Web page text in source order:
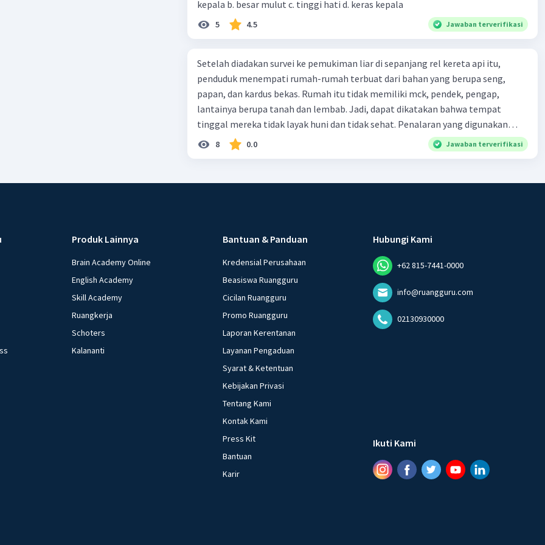
kepala b. besar mulut c. tinggi hati d. keras kepala
5 4.5 Jawaban terverifikasi
Setelah diadakan survei ke pemukiman liar di sepanjang rel kereta api itu,
penduduk menempati rumah-rumah terbuat dari bahan yang berupa seng,
papan, dan kardus bekas. Rumah itu tidak memiliki mck, pendek, pengap,
lantainya berupa tanah dan lembab. Jadi, dapat dikatakan bahwa tempat
tinggal mereka tidak layak huni dan tidak sehat. Penalaran yang digunakan
dalam paragraf tersebut adalah . . . .
8 0.0 Jawaban terverifikasi
Produk Lainnya
Brain Academy Online
English Academy
Skill Academy
Ruangkerja
Schoters
Kalananti
Bantuan & Panduan
Kredensial Perusahaan
Beasiswa Ruangguru
Cicilan Ruangguru
Promo Ruangguru
Laporan Kerentanan
Layanan Pengaduan
Syarat & Ketentuan
Kebijakan Privasi
Tentang Kami
Kontak Kami
Press Kit
Bantuan
Karir
Hubungi Kami
+62 815-7441-0000
info@ruangguru.com
02130930000
Ikuti Kami